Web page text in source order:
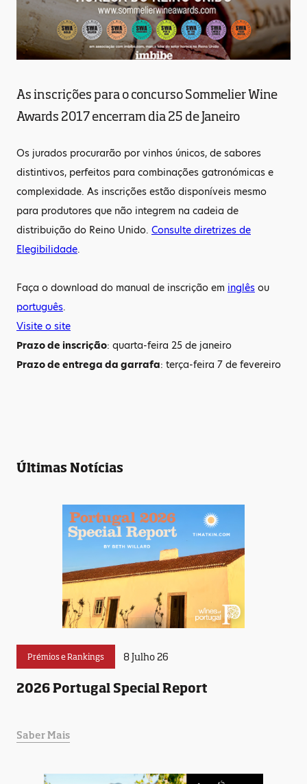
As inscrições para o concurso Sommelier Wine
Awards 2017 encerram dia 25 de Janeiro
Os jurados procurarão por vinhos únicos, de sabores
distintivos, perfeitos para combinações gatronómicas e
complexidade. As inscrições estão disponíveis mesmo
para produtores que não integrem na cadeia de
distribuição do Reino Unido. Consulte diretrizes de
Elegibilidade.
Faça o download do manual de inscrição em inglês ou
português.
Visite o site
Prazo de inscrição: quarta-feira 25 de janeiro
Prazo de entrega da garrafa: terça-feira 7 de fevereiro
Últimas Notícias
Prémios e Rankings 8 Julho 26
2026 Portugal Special Report
Saber Mais